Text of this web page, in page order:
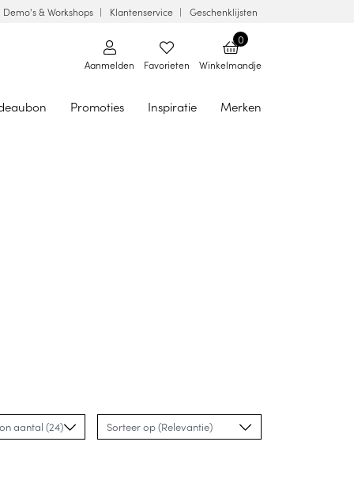
Demo's & Workshops Klantenservice Geschenklijsten
Aanmelden Favorieten
0
Winkelmandje
Promoties Inspiratie Merken